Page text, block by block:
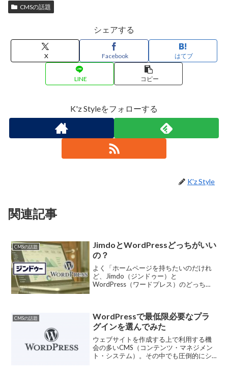
CMSの話題
シェアする
X Facebook はてブ
LINE コピー
K'z Styleをフォローする
K'z Style
関連記事
CMSの話題
JimdoとWordPressどっちがいい
の？
よく「ホームページを持ちたいのだけれ
ど、Jimdo（ジンドゥー）と
WordPress（ワードプレス）のどっちが
る疑問の一つのようです...
CMSの話題
WordPressで最低限必要なプラ
グインを選んでみた
ウェブサイトを作成する上で利用する機
会の多いCMS（コンテンツ・マネジメン
ト・システム）。その中でも圧倒的にシ